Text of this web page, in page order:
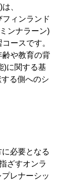
、
ィンランド
ンナラーン)
ースです。
齢や教育の背
)に関する基
る側へのシ
必要となる
ざすオンラ
レナーシッ